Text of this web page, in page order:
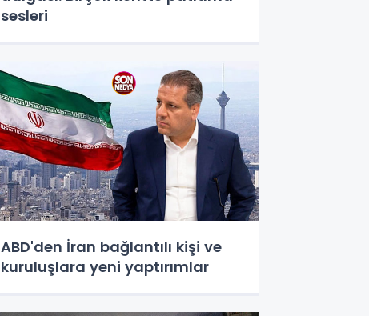
sesleri
ABD'den İran bağlantılı kişi ve
kuruluşlara yeni yaptırımlar